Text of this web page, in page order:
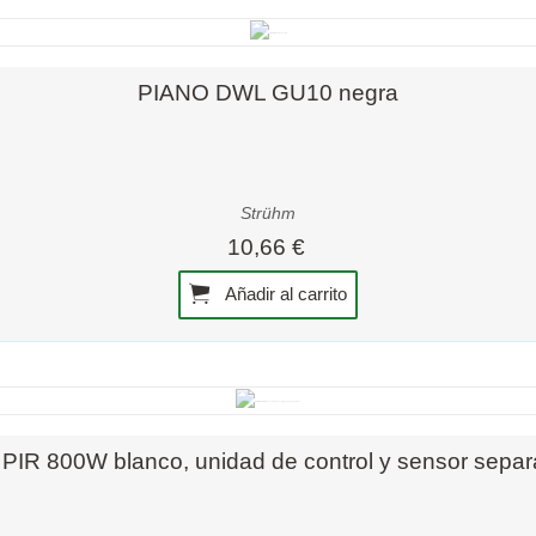
con condensadores sea realizada por profesionales
PIANO DWL GU10 negra
Strühm
10,66 €
Añadir al carrito
800W blanco, unidad de control y sensor